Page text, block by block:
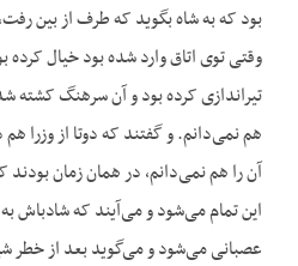
بود که به شاه بگوید که طرف از بین
وقتی توی اتاق وارد شده بود خیال
تیراندازی کرده بود و آن سرهنگ کشته
هم نمی‌دانم. و گفتند که دوتا از وزرا هم
آن را هم نمی‌دانم، در همان زمان بودند
این تمام می‌شود و می‌آیند که شادباش
عصبانی می‌شود و می‌گوید بعد از خطر